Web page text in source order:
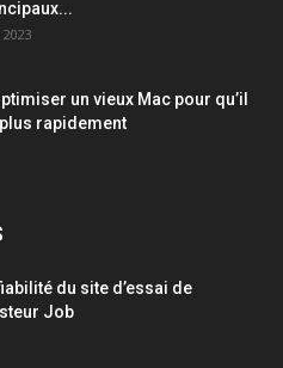
un vieux Mac pour qu’il
rapidement
du site d’essai de
Job